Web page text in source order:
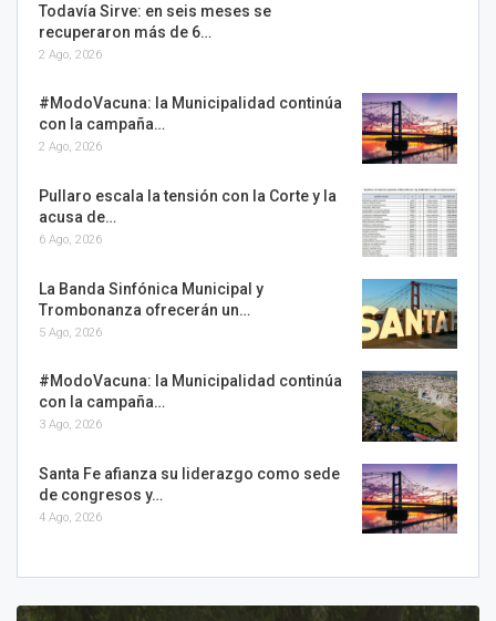
Todavía Sirve: en seis meses se
recuperaron más de 6…
2 Ago, 2026
#ModoVacuna: la Municipalidad continúa
con la campaña…
2 Ago, 2026
Pullaro escala la tensión con la Corte y la
acusa de…
6 Ago, 2026
La Banda Sinfónica Municipal y
Trombonanza ofrecerán un…
5 Ago, 2026
#ModoVacuna: la Municipalidad continúa
con la campaña…
3 Ago, 2026
Santa Fe afianza su liderazgo como sede
de congresos y…
4 Ago, 2026